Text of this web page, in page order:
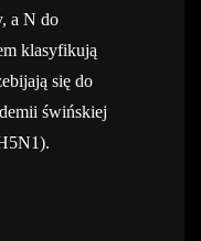
a N do
klasyfikują
się do
świńskiej